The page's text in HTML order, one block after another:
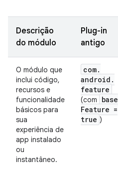
Descrição
do módulo
Plug-in
antigo
O módulo que
inclui código,
recursos e
funcionalidade
básicos para
sua
experiência de
app instalado
ou
instantâneo.
com.
android .
feature
(com
base
Feature =
true )